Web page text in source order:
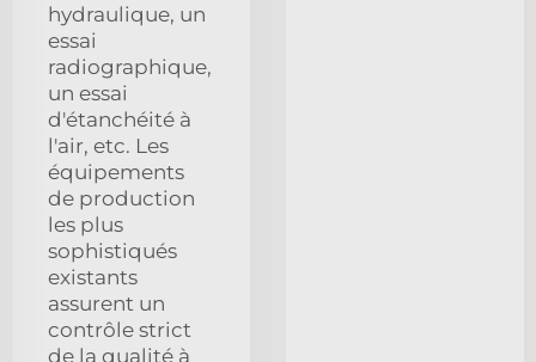
hydraulique, un
essai
radiographique,
un essai
d'étanchéité à
l'air, etc. Les
équipements
de production
les plus
sophistiqués
existants
assurent un
contrôle strict
de la qualité à